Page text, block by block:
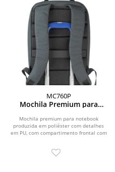
MC760P
Mochila Premium para
Mochila premium para notebook
produzida em poliéster com detalhes
em PU, com compartimento frontal com